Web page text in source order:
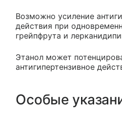
Возможно усиление
действия при
грейпфрута и
Этанол может
антигипертензивное
Особые